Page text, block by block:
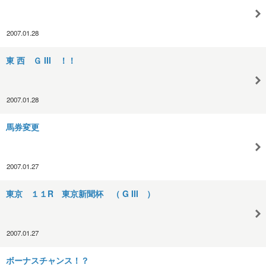
2007.01.28
東 西 Ｇ III ！！
2007.01.28
馬券変更
2007.01.27
東京 １１R 東京新聞杯 （ G III ）
2007.01.27
ボーナスチャンス！？